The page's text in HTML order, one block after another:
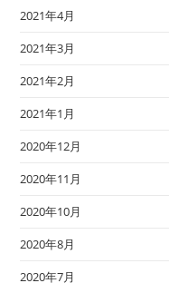
2021年4月
2021年3月
2021年2月
2021年1月
2020年12月
2020年11月
2020年10月
2020年8月
2020年7月